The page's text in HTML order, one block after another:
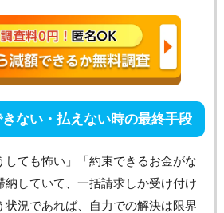
ない・払えない時の最終手段
しても怖い」「約束できるお金がな
納していて、一括請求しか受け付け
状況であれば、自力での解決は限界